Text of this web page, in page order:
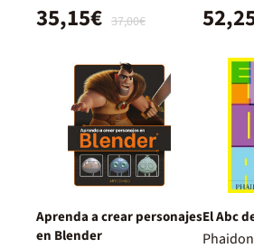
37,00€
35,15€
Aprenda a crear personajes
en Blender
El Abc
Phaidon